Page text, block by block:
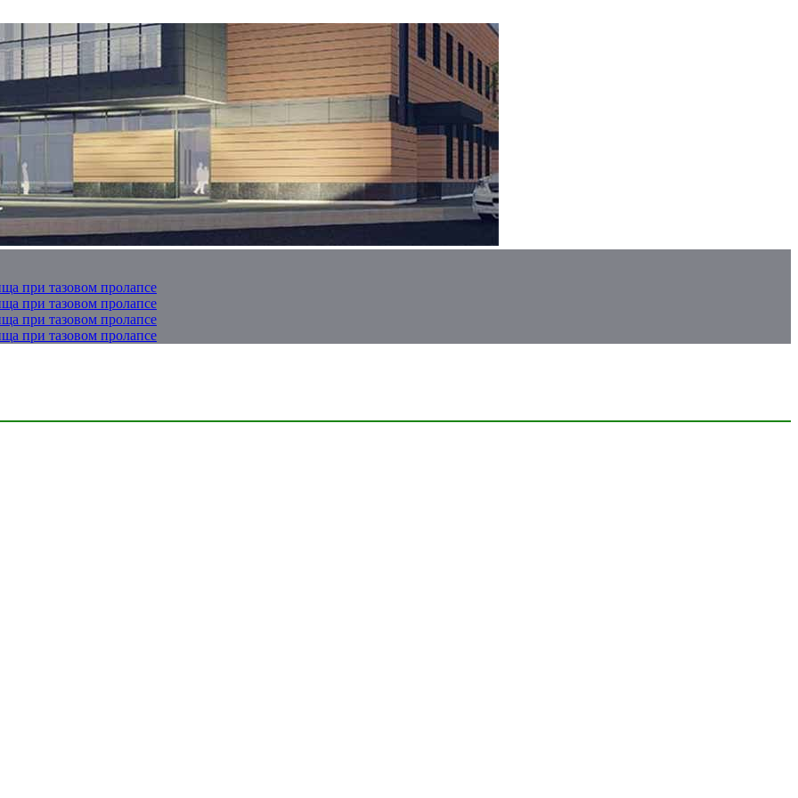
при тазовом пролапсе
при тазовом пролапсе
при тазовом пролапсе
при тазовом пролапсе